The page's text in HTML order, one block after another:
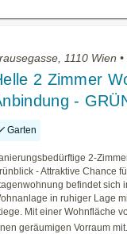
1110 Wien
2 Zimmer
-
Garten
2-
- Attraktive Chance
befindet sich
in ruhiger Lage
Mit einer Wohnfläche
geräumigen Vorraum